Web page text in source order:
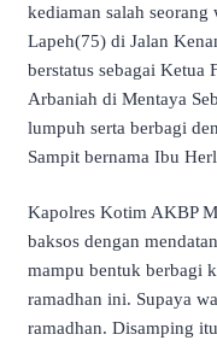
kediaman salah
Lapeh(75) di Jalan
berstatus sebagai
Arbaniah di Mentaya
lumpuh serta berbagi
Sampit bernama Ibu
Kapolres Kotim AKBP
baksos dengan
mampu bentuk berbagi
ramadhan ini. Supaya
ramadhan. Disamping